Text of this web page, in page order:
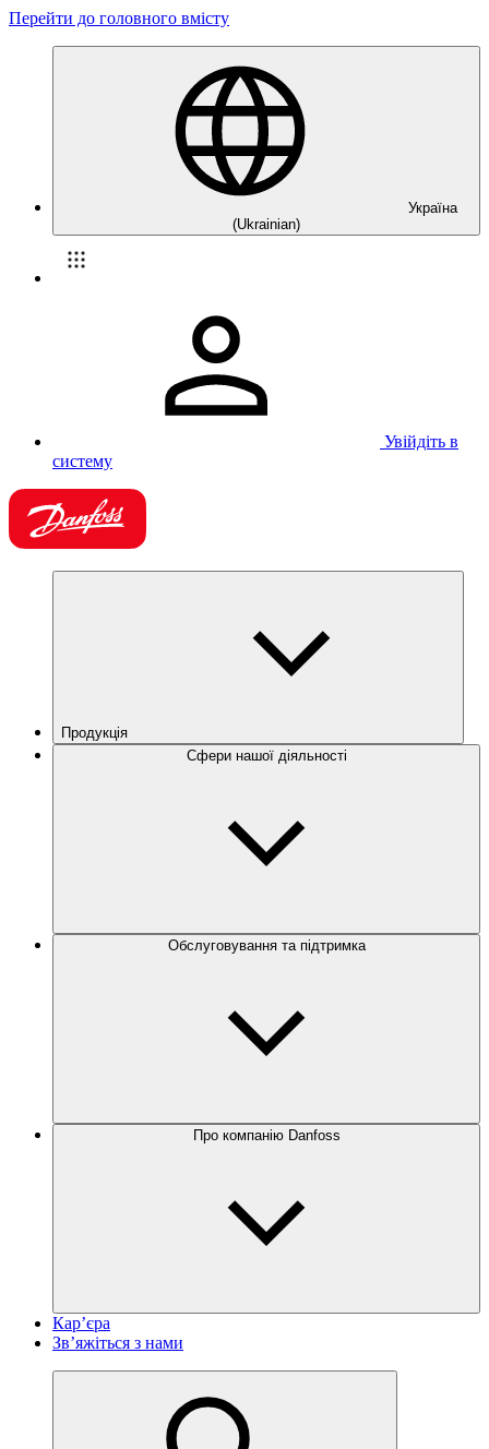
Перейти до головного вмісту
Україна
(Ukrainian)
Увійдіть в
систему
Продукція
Сфери нашої діяльності
Обслуговування та підтримка
Про компанію Danfoss
Кар’єра
Зв’яжіться з нами